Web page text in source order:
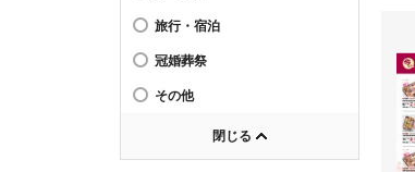
旅行・宿泊
冠婚葬祭
その他
閉じる